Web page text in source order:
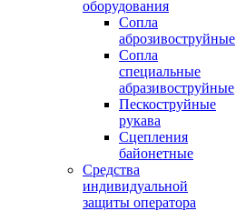
оборудования
Сопла
аброзивоструйные
Сопла
специальные
абразивоструйные
Пескоструйные
рукава
Сцепления
байонетные
Средства
индивидуальной
защиты оператора